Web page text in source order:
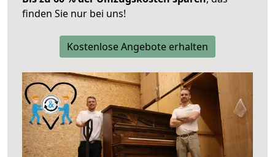
finden Sie nur bei uns!
Kostenlose Angebote erhalten